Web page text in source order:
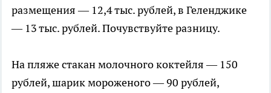
размещения — 12,4 тыс. рублей, в Геленджике
— 13 тыс. рублей. Почувствуйте разницу.
На пляже стакан молочного коктейля — 150
рублей, шарик мороженого — 90 рублей,